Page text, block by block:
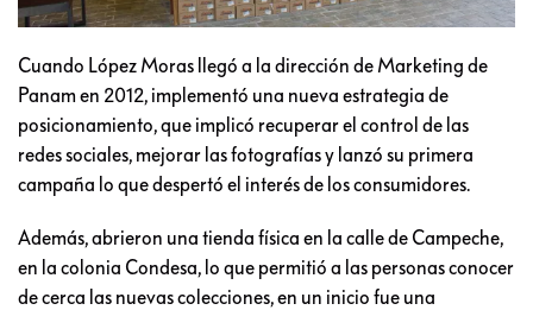
Cuando López Moras llegó a la dirección de Marketing de
Panam en 2012, implementó una nueva estrategia de
posicionamiento, que implicó recuperar el control de las
redes sociales, mejorar las fotografías y lanzó su primera
campaña lo que despertó el interés de los consumidores.
Además, abrieron una tienda física en la calle de Campeche,
en la colonia Condesa, lo que permitió a las personas conocer
de cerca las nuevas colecciones, en un inicio fue una